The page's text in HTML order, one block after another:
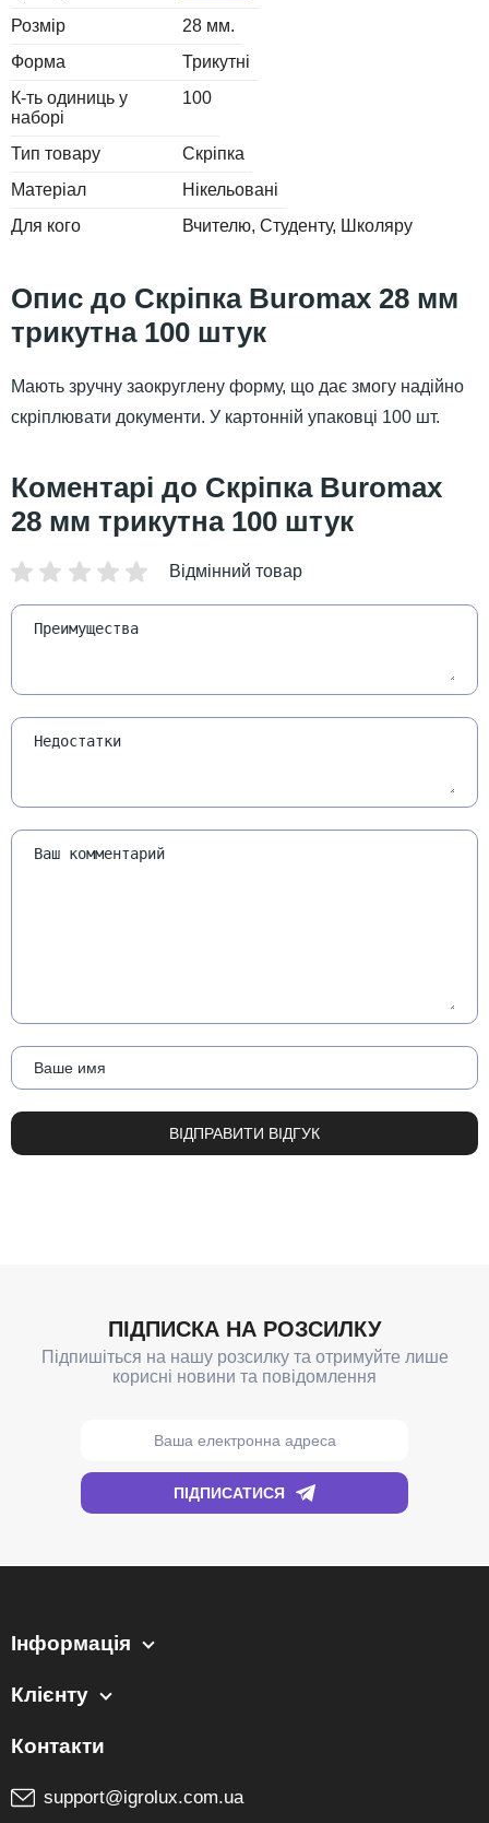
Розмір
28 мм.
Форма
Трикутні
К-ть одиниць у
наборі
100
Тип товару
Скріпка
Матеріал
Нікельовані
Для кого
Вчителю Студенту Школяру
Скріпка Buromax 28 мм
трикутна 100 штук
Мають зручну заокруглену форму, що дає змогу надійно
скріплювати документи. У картонній упаковці 100 шт.
Скріпка Buromax
28 мм трикутна 100 штук
Інформація
Клієнту
support@igrolux.com.ua